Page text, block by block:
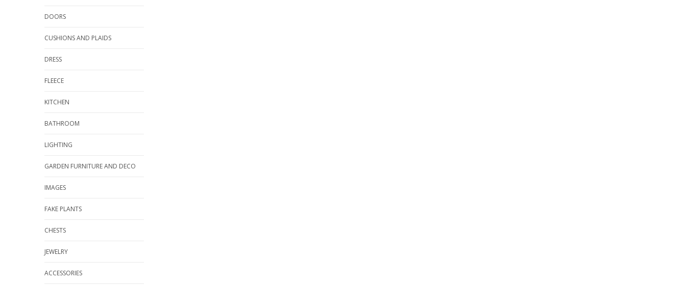
DOORS
CUSHIONS AND PLAIDS
DRESS
FLEECE
KITCHEN
BATHROOM
LIGHTING
GARDEN FURNITURE AND DECO
IMAGES
FAKE PLANTS
CHESTS
JEWELRY
ACCESSORIES